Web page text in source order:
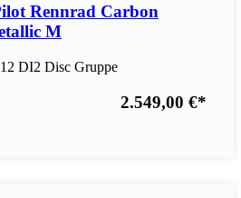
Rennrad Carbon
M
DI2 Disc Gruppe
2.549,00 €*